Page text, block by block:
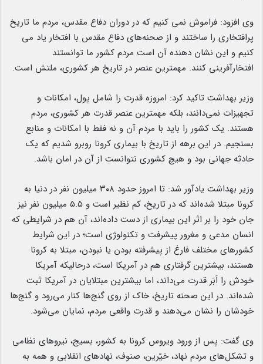
وی افزود: فراموش نمی کنیم که در دوران دفاع مقدس، مردم ما تاریخ
پرافتخاری را ساختند و از صحنه‌های دفاع مقدس با افتخار یاد می
کنیم و این نشان دهنده آن است مردم کشور ما توانستند
افتخارآفرینی کنند. مهمترین عنصر در تاریخ هر کشوری، ملتش است.
وزیر بهداشت تاکید کرد: امروزه قدرت را شامل پول، امکانات و
تجهیزات نمی‌دانند، بلکه مهمترین عنصر قدرت هر کشوری، مردم
هستند. یک کشور را باید با مردم آن و نه فقط با امکانات و منابع
بسنجیم. در این برهه از تاریخ با بیماری کرونا روبرو شدیم که یک
حادثه جهانی بود و هیچ کشوری نتوانست از آن در امان باشد.
وزیر بهداشت یادآور شد: تا امروز حدود ۳۰۸ میلیون نفر در دنیا به
کرونا مبتلا شده‌اند که در تاریخ، کم نظیر است و ۵.۵ میلیون نفر نیز
جان خود را بر اثر این بیماری از دست داده‌اند، آن هم در شرایطی که
انسان مدعی و مغرور پیشرفت و تکنولوژی است؛ در این شرایط
کشورهای مختلف فارغ از پیشرفته بودن یا نبودن، مبتلا به کرونا
هستند، بیشترین گرفتاری هم در آمریکا است، درحالیکه آمریکا
خودش را اَبَر قدرت می‌داند، اما بیشترین مبتلایان در آمریکا ثبت
شده‌اند. در این صحنه تاریخ، خاک از روی گنج‌ها کنار می‌رود و گنج‌ها
خودشان را نشان می‌دهند و قدرت واقعی مردم، نمایان می‌شود.
وی گفت: پس از ورود ویروس کرونا به کشور، بسیج، نیروهای نظامی
و تشکل‌های مردم نهاد، خیّرین، صنوف، نهادهای انقلابی و همه به